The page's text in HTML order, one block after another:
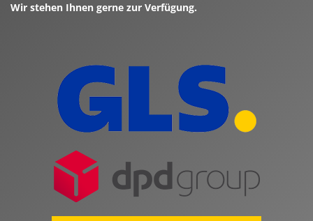
Wir stehen Ihnen gerne zur Verfügung.